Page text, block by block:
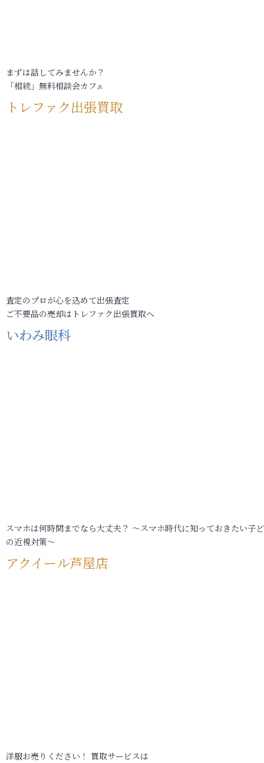
まずは話してみませんか？
「相続」無料相談会カフェ
トレファク出張買取
査定のプロが心を込めて出張査定
ご不要品の売却はトレファク出張買取へ
いわみ眼科
スマホは何時間までなら大丈夫？ ～スマホ時代に知っておきたい子
の近視対策～
アクイール芦屋店
洋服お売りください！ 買取サービスは